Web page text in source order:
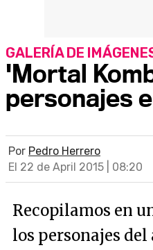
'Mortal
personajes
GALERÍA DE
Por Pedro Herrero
El 22 de April 2015 | 08:20
Recopilamos en
los personajes